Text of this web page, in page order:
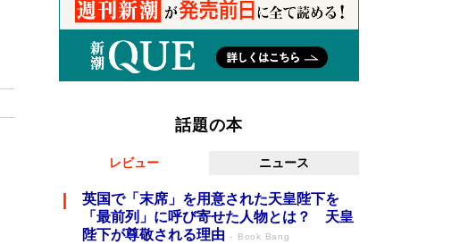
話題の本
レビュー ニュース
英国で「末席」を用意された天皇陛下を
「最前列」に呼び寄せた人物とは？ 天皇
陛下が尊敬される理由
Book Bang